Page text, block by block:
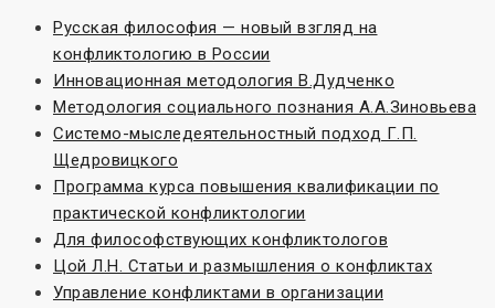
Русская философия — новый взгляд на
конфликтологию в России
Инновационная методология В.Дудченко
Методология социального познания А.А.Зиновьева
Системо-мыследеятельностный подход Г.П.
Щедровицкого
Программа курса повышения квалификации по
практической конфликтологии
Для философствующих конфликтологов
Цой Л.Н. Статьи и размышления о конфликтах
Управление конфликтами в организации